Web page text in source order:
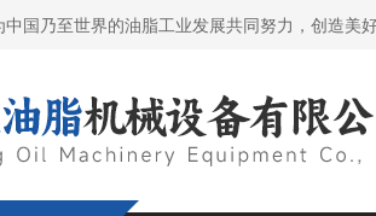
中国乃至世界的油脂工业发展共同努力，创造美